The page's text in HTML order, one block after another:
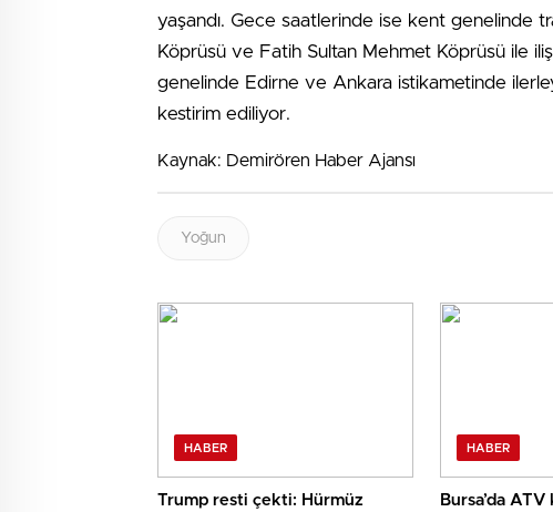
yaşandı. Gece saatlerinde ise kent genelinde
Köprüsü ve Fatih Sultan Mehmet Köprüsü ile
genelinde Edirne ve Ankara istikametinde
kestirim ediliyor.
Kaynak: Demirören Haber Ajansı
Yoğun
HABER
Trump resti çekti: Hürmüz
HABER
Bursa’da ATV